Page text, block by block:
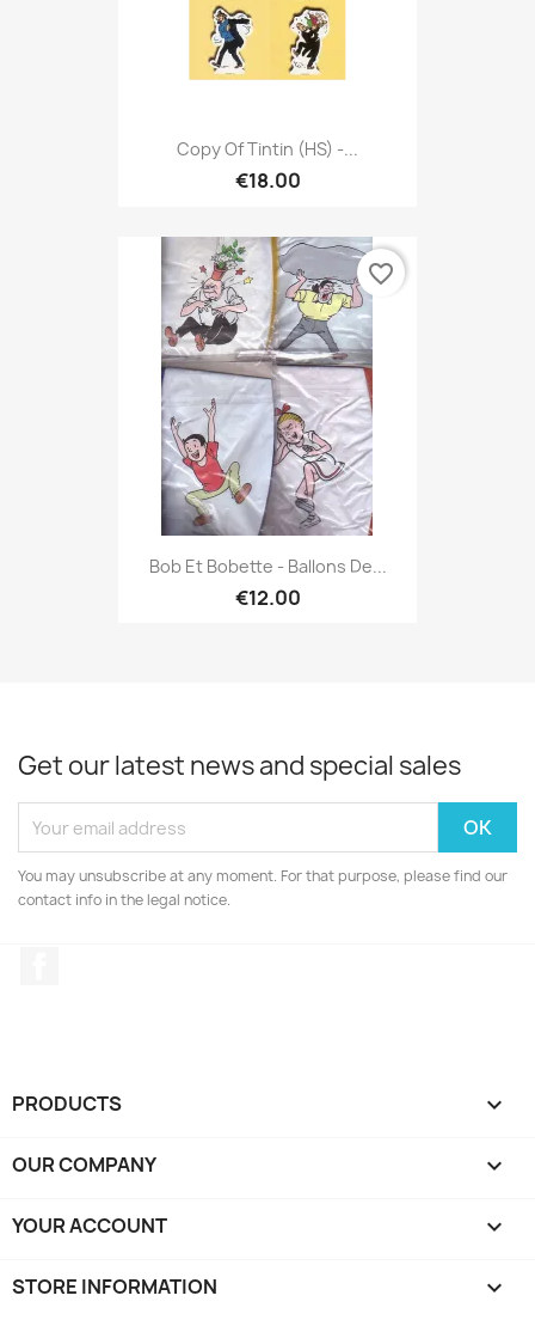
Copy Of Tintin (HS) -...
€18.00
Bob Et Bobette - Ballons De...
€12.00
favorite_border
Get our latest news and special sales
You may unsubscribe at any moment. For that purpose, please find our
contact info in the legal notice.
PRODUCTS 
OUR COMPANY 
YOUR ACCOUNT 
STORE INFORMATION keyboard_arrow_down